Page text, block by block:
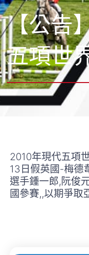
【公告
五項世
2010年現代五項
13日假英國-梅德
選手鍾一郎,阮俊
國參賽,,以期爭取